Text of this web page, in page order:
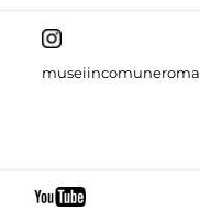
museiincomuneroma